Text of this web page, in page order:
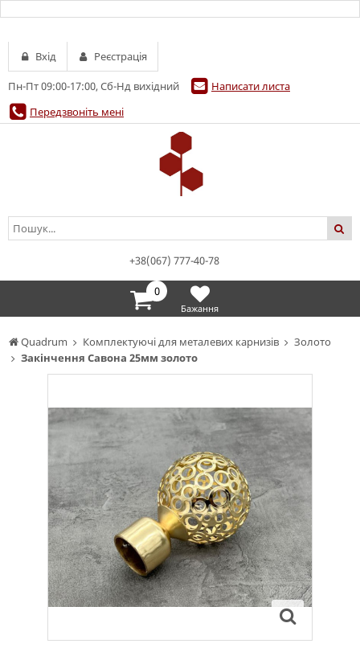
Quadrum Комплектуючі для металевих карнизів
Золото
Закінчення Савона 25мм золото
Пн-Пт 09:00-17:00, Сб-Нд вихідний
Написати листа
Передзвоніть мені
Вхід Реєстрація
+38(067) 777-40-78
0
Бажання